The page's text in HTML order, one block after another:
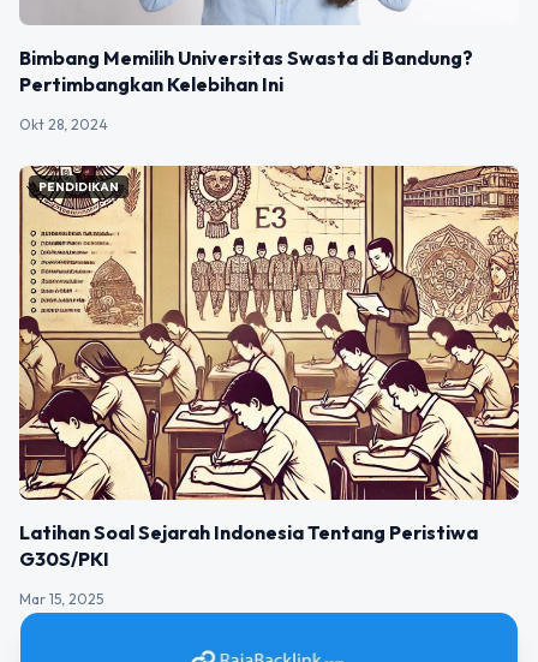
Bimbang Memilih Universitas Swasta di Bandung?
Pertimbangkan Kelebihan Ini
Okt 28, 2024
PENDIDIKAN
Latihan Soal Sejarah Indonesia Tentang Peristiwa
G30S/PKI
Mar 15, 2025